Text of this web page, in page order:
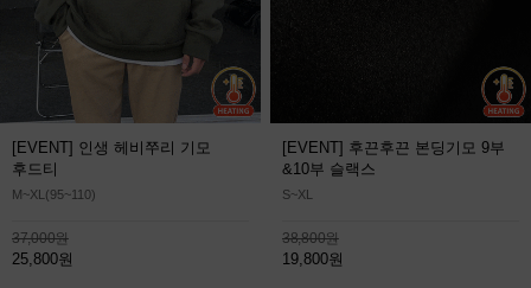
[EVENT] 인생 헤비쭈리 기모
후드티
M~XL(95~110)
37,000원
25,800원
[EVENT] 후끈후끈 본딩기모 9부
&10부 슬랙스
S~XL
38,800원
19,800원